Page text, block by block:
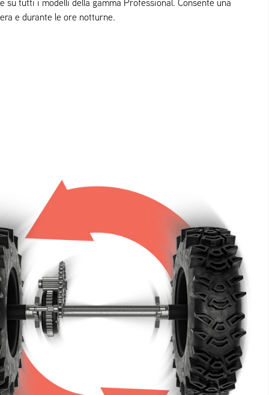
su tutti i modelli della gamma Professional. Consente una
e durante le ore notturne.